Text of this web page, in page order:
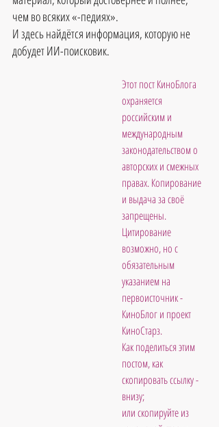
чем во всяких «-педиях».
И здесь найдётся информация, которую не
добудет ИИ-поисковик.
Этот пост КиноБлога
охраняется
российским и
международным
законодательством о
авторских и смежных
правах. Копирование
и выдача за своё
запрещены.
Цитирование
возможно, но с
обязательным
указанием на
первоисточник -
КиноБлог и проект
КиноСтарз.
Как поделиться этим
постом, как
скопировать ссылку -
внизу;
или скопируйте из